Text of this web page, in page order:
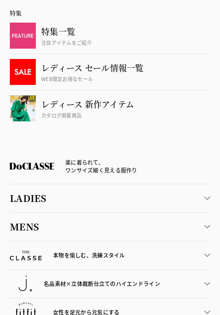
特集
特集一覧
注目アイテムをご紹介
レディース セール情報一覧
WEB限定お得なセール
レディース 新作アイテム
カタログ掲載商品
楽に着られて、
ワンサイズ細く見える服作り
LADIES
MENS
本物を愉しむ、洗練スタイル
名品素材×立体裁断仕立てのハイエンドライン
女性を足元から元気にする